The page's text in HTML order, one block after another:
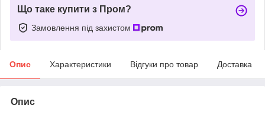
Що таке купити з Пром?
Замовлення під захистом
Опис Характеристики Відгуки про товар Доставка
Опис